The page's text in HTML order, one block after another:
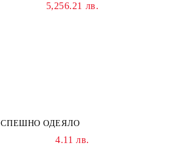
5,256.21 лв.
СПЕШНО ОДЕЯЛО
4.11 лв.